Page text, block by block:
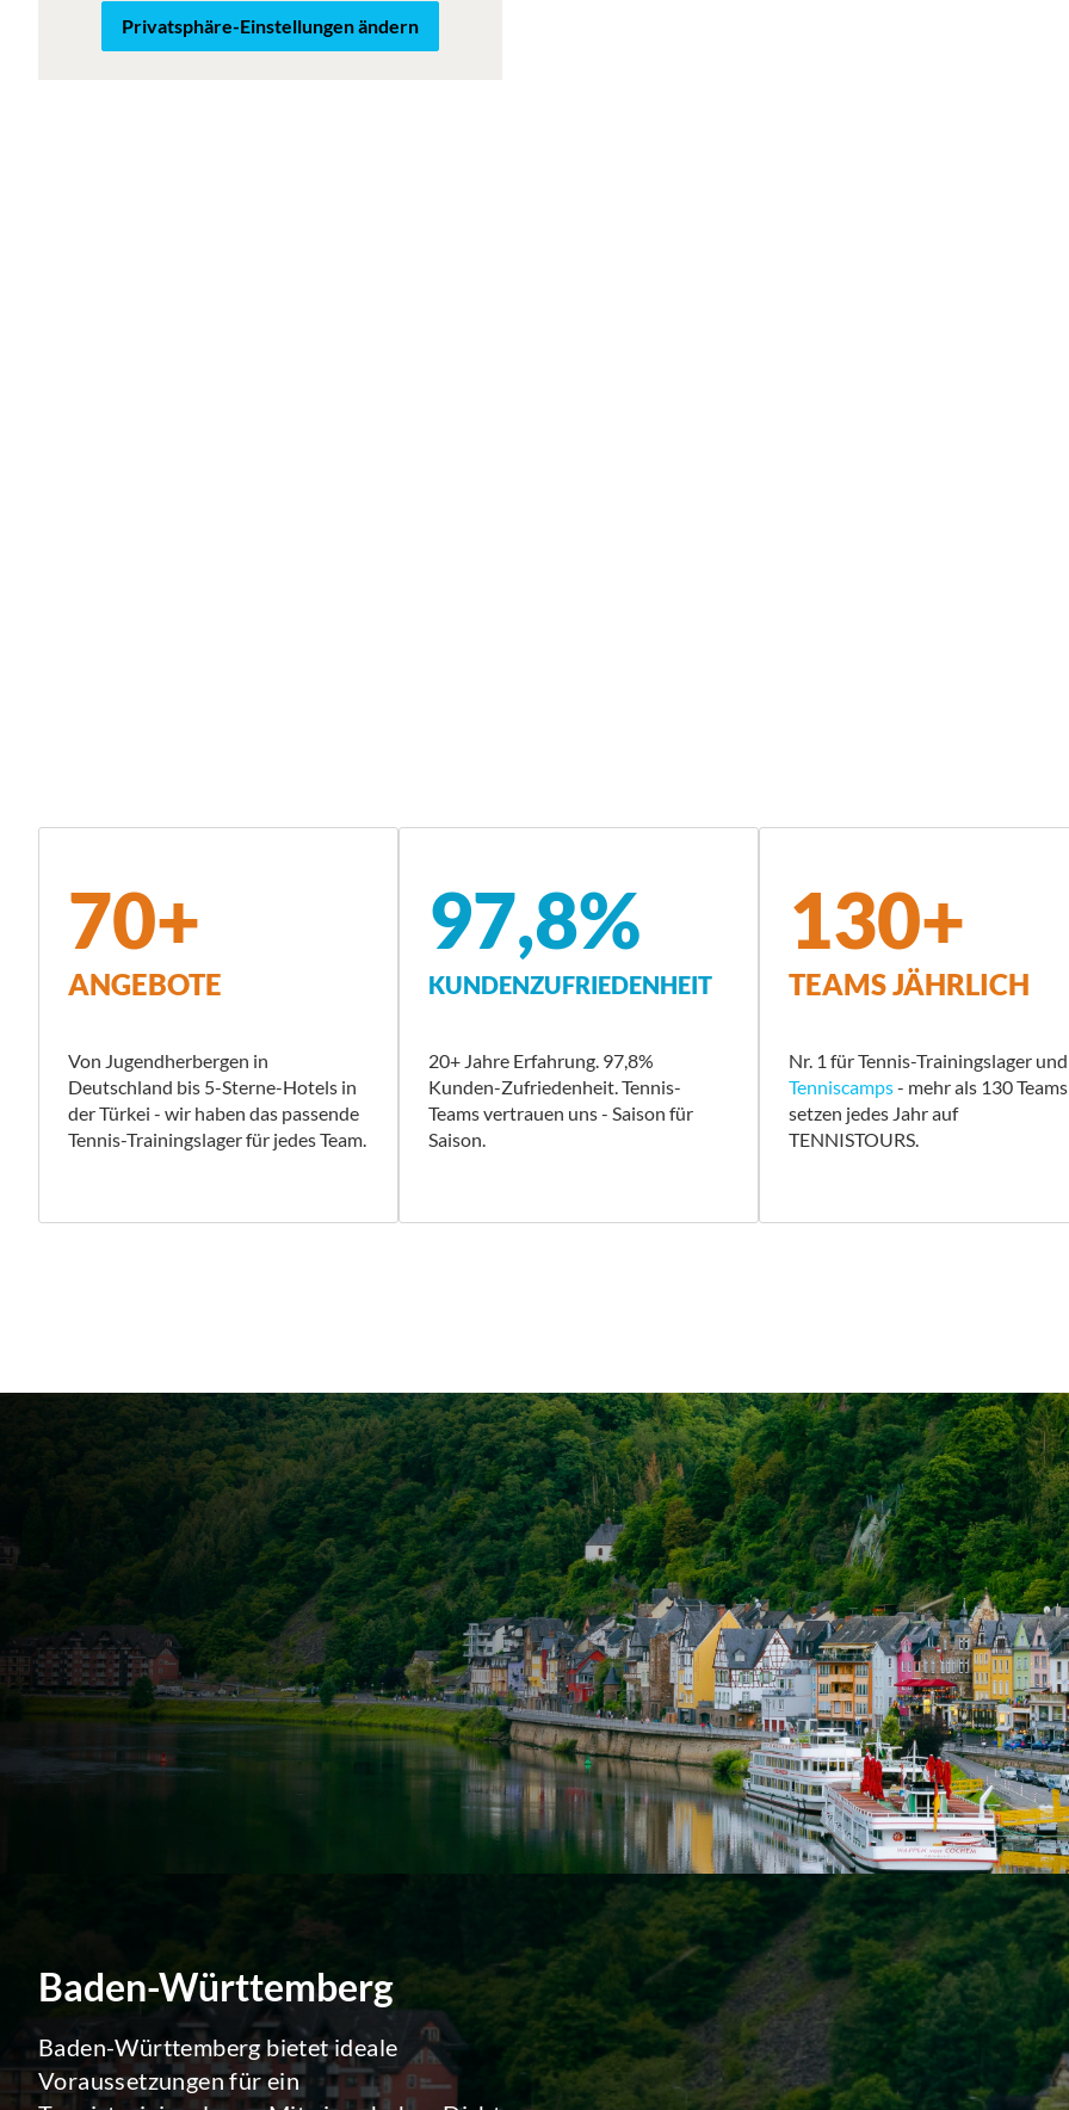
Karte Satellit
Privatsphäre-Einstellungen ändern
70+
ANGEBOTE
Von Jugendherbergen in
Deutschland bis 5-Sterne-Hotels in
der Türkei - wir haben das passende
Tennis-Trainingslager für jedes Team.
97,8%
KUNDENZUFRIEDENHEIT
20+ Jahre Erfahrung. 97,8%
Kunden-Zufriedenheit. Tennis-
Teams vertrauen uns - Saison für
Saison.
130+
TEAMS JÄHRLICH
Nr. 1 für Tennis-Trainingslager und
Tenniscamps- mehr als 130 Teams
setzen jedes Jahr auf
TENNISTOURS.
Baden-Württemberg
Baden-Württemberg bietet ideale
Voraussetzungen für ein